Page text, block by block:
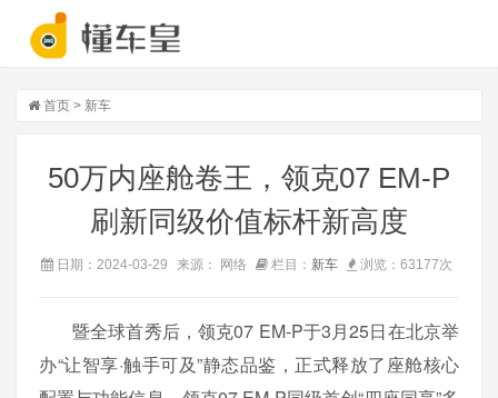
首页 > 新车
50万内座舱卷王，领克07 EM-P
刷新同级价值标杆新高度
日期：2024-03-29 来源： 网络 栏目： 新车 浏览： 63177次
暨全球首秀后，领克07 EM-P于3月25日在北京举
办“让智享·触手可及”静态品鉴，正式释放了座舱核心